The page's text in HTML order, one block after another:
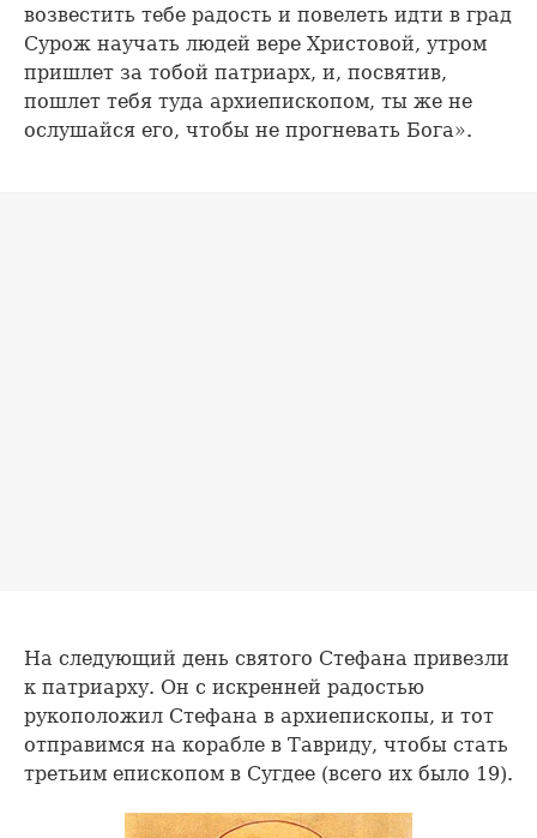
возвестить тебе радость и повелеть идти в град
Сурож научать людей вере Христовой, утром
пришлет за тобой патриарх, и, посвятив,
пошлет тебя туда архиепископом, ты же не
ослушайся его, чтобы не прогневать Бога».
На следующий день святого Стефана привезли
к патриарху. Он с искренней радостью
рукоположил Стефана в архиепископы, и тот
отправимся на корабле в Тавриду, чтобы стать
третьим епископом в Сугдее (всего их было 19).